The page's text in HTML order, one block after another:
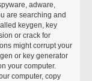
adware,
are searching and
keygen, key
or crack for
might corrupt your
or key generator
your computer.
computer, copy